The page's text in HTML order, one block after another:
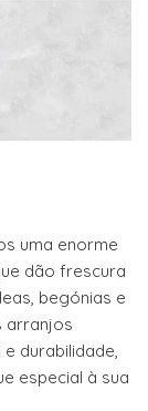
uma enorme
dão frescura
begónias e
arranjos
durabilidade,
especial à sua